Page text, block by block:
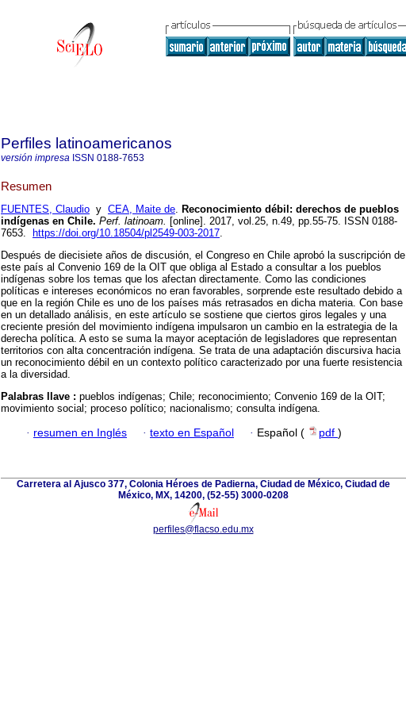
Perfiles latinoamericanos
versión impresa ISSN 0188-7653
Resumen
FUENTES, Claudio y CEA, Maite de. Reconocimiento débil: derechos de pueblos
indígenas en Chile. Perf. latinoam. [online]. 2017, vol.25, n.49, pp.55-75. ISSN 0188-
7653.
https://doi.org/10.18504/pl2549-003-2017.
Después de diecisiete años de discusión, el Congreso en Chile aprobó la suscripción de
este país al Convenio 169 de la OIT que obliga al Estado a consultar a los pueblos
indígenas sobre los temas que los afectan directamente. Como las condiciones
políticas e intereses económicos no eran favorables, sorprende este resultado debido a
que en la región Chile es uno de los países más retrasados en dicha materia. Con base
en un detallado análisis, en este artículo se sostiene que ciertos giros legales y una
creciente presión del movimiento indígena impulsaron un cambio en la estrategia de la
derecha política. A esto se suma la mayor aceptación de legisladores que representan
territorios con alta concentración indígena. Se trata de una adaptación discursiva hacia
un reconocimiento débil en un contexto político caracterizado por una fuerte resistencia
a la diversidad.
Palabras llave : pueblos indígenas; Chile; reconocimiento; Convenio 169 de la OIT;
movimiento social; proceso político; nacionalismo; consulta indígena.
· resumen en Inglés · texto en Español · Español ( pdf )
Carretera al Ajusco 377, Colonia Héroes de Padierna, Ciudad de México, Ciudad de
México, MX, 14200, (52-55) 3000-0208
perfiles@flacso.edu.mx